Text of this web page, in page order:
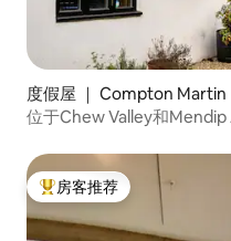
度假屋 ｜ Compton Martin
位于Chew Valley和
热门「房客推荐」
房客推荐